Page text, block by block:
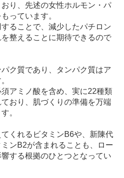
り、先述の女性ホルモン・パ
っています。
ることで、減少したパチロン
整えることに期待できるので
ク質であり、タンパク質はア
アミノ酸を含め、実に22種類
おり、肌づくりの準備を万端
。
くれるビタミンB6や、新陳代
ンB2が含まれることも、ロー
する根拠のひとつとなってい